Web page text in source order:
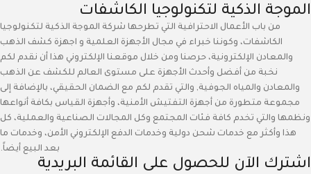
الموجة الذكية لتكنولوجيا الكاشفات
من باب الأعمال الاحترافية التي تطرحها شركة الموجة الذكية لتكنولوجيا
الكاشفات، وكوننا خبراء في مجال الأجهزة العلمية و اجهزة كشف الذهب
والمعادن الإلكترونية، حرصنا ومن خلال موقعنا الإلكتروني هذا أن نقدم لكم
نخبة من أفضل وأحدث الأجهزة على مستوى العالم للكشف عن الذهب
والمعادن والمياه الجوفية, والتي تقدم لكم مع الضمان الحقيقي، بالإضافة إلى
مجموعة متطورة من أجهزة التفتيش الأمنية، وأجهزة القياس بكافة أنواعها
ونظمها والتي تخدم كافة فئات المجتمع وكل المجالات الصناعية والعملية، كل
هذا وأكثر مع خدمات شحن دولية وخدمات الدفع الإلكتروني الأمن، وخدمات ما
بعد البيع أيضاً.
اشترك الآن للحصول على القائمة البريدية